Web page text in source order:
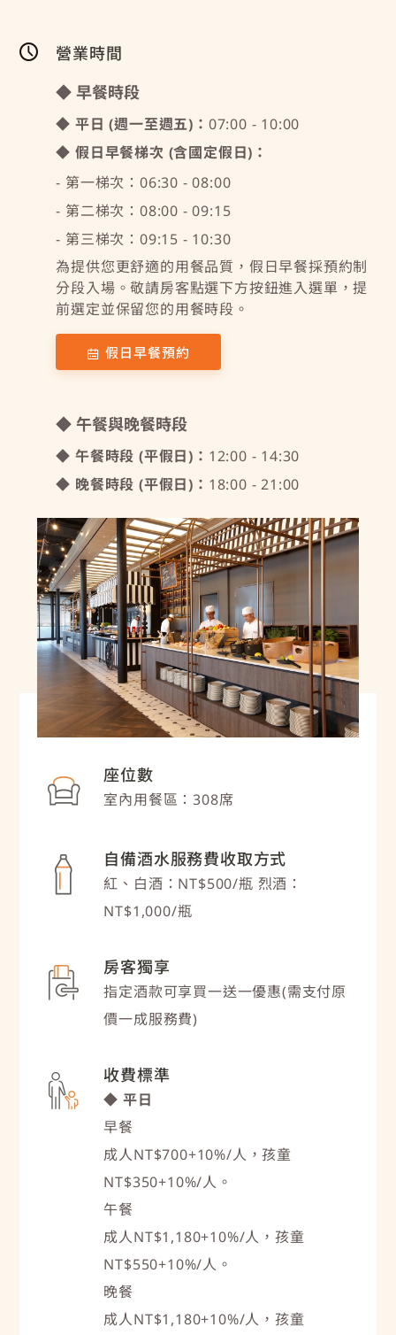
營業時間
◆ 早餐時段
◆ 平日 (週一至週五)： 07:00 - 10:00
◆ 假日早餐梯次 (含國定假日)：
- 第一梯次：06:30 - 08:00
- 第二梯次：08:00 - 09:15
- 第三梯次：09:15 - 10:30
為提供您更舒適的用餐品質，假日早餐採預約制
分段入場。敬請房客點選下方按鈕進入選單，提
前選定並保留您的用餐時段。
假日早餐預約
◆ 午餐與晚餐時段
◆ 午餐時段 (平假日)： 12:00 - 14:30
◆ 晚餐時段 (平假日)： 18:00 - 21:00
座位數
室內用餐區：308席
自備酒水服務費收取方式
紅、白酒：NT$500/瓶 烈酒：
NT$1,000/瓶
房客獨享
指定酒款可享買一送一優惠(需支付原
價一成服務費)
收費標準
◆ 平日
早餐
成人NT$700+10%/人，孩童
NT$350+10%/人。
午餐
成人NT$1,180+10%/人，孩童
NT$550+10%/人。
晚餐
成人NT$1,180+10%/人，孩童